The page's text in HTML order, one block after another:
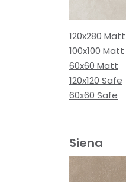
120x280 Matt
100x100 Matt
60x60 Matt
120x120 Safe
60x60 Safe
Siena